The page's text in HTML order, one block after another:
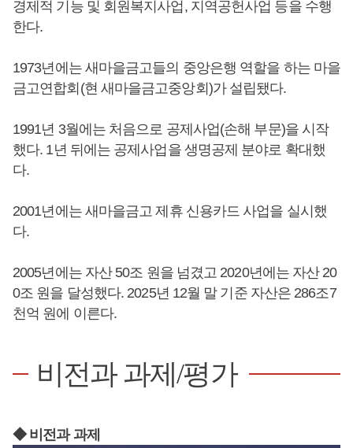
경제적 기능 및 회원복지사업, 지역공헌사업 등을 수행
한다.
1973년에는 새마을금고들의 중앙은행 역할을 하는 마을
금고연합회(현 새마을금고중앙회)가 설립됐다.
1991년 3월에는 처음으로 공제사업(손해 부문)을 시작
했다. 1년 뒤에는 공제사업을 생명공제 분야로 확대했
다.
2001년에는 새마을금고 제휴 신용카드 사업을 실시했
다.
2005년에는 자산 50조 원을 넘겼고 2020년에는 자산 20
0조 원을 달성했다. 2025년 12월 말 기준 자산은 286조7
천억 원에 이른다.
비전과 과제/평가
◆ 비전과 과제